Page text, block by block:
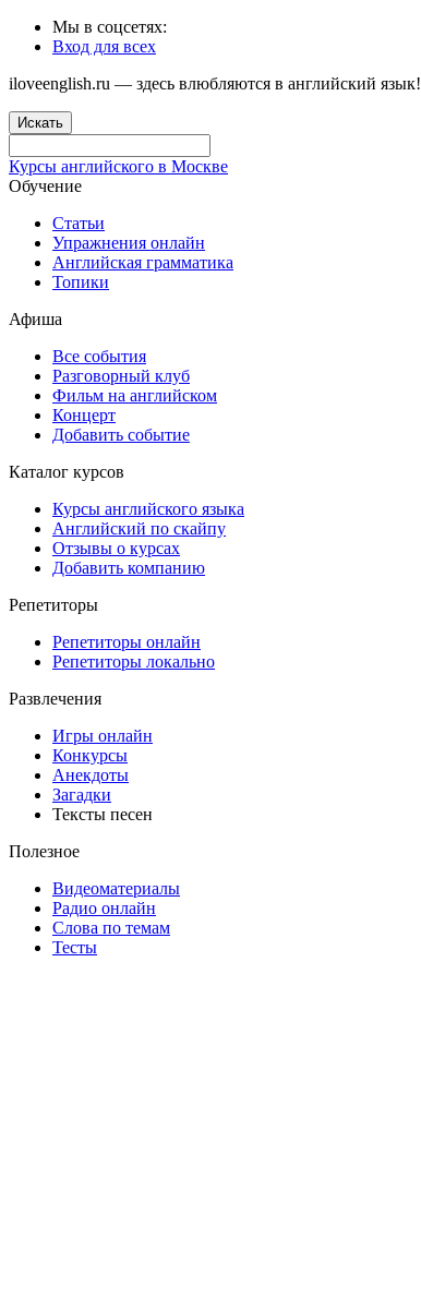
Мы в соцсетях:
Вход для всех
iloveenglish.ru — здесь влюбляются в английский язык!
Искать
Курсы английского в Москве
Обучение
Статьи
Упражнения онлайн
Английская грамматика
Топики
Афиша
Все события
Разговорный клуб
Фильм на английском
Концерт
Добавить событие
Каталог курсов
Курсы английского языка
Английский по скайпу
Отзывы о курсах
Добавить компанию
Репетиторы
Репетиторы онлайн
Репетиторы локально
Развлечения
Игры онлайн
Конкурсы
Анекдоты
Загадки
Тексты песен
Полезное
Видеоматериалы
Радио онлайн
Слова по темам
Тесты